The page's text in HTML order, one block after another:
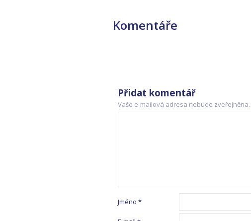
Komentáře
Přidat komentář
Vaše e-mailová adresa nebude zveřejněna.
Jméno *